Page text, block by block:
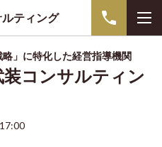
ティング
」に特化した経営指導機関
コンサルティン